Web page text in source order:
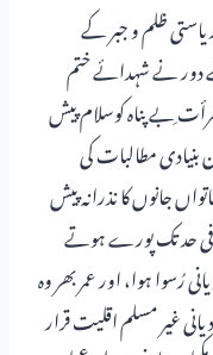
ظلم و جبر کے
دور نے شہدائے ختم
ِبے پناہ کوسلام پیش
مطالبات کی
جانوں کا نذرانہ پیش
حد تک پورے ہوتے
رُسوا ہوا، اور عمر بھر وہ
غیر مسلم اقلیت قرار